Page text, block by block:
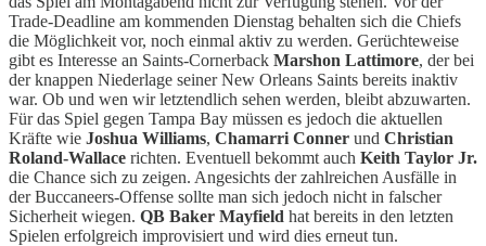
Trade-Deadline am kommenden Dienstag behalten sich die Chiefs
die Möglichkeit vor, noch einmal aktiv zu werden. Gerüchteweise
gibt es Interesse an Saints-Cornerback Marshon Lattimore, der bei
der knappen Niederlage seiner New Orleans Saints bereits inaktiv
war. Ob und wen wir letztendlich sehen werden, bleibt abzuwarten.
Für das Spiel gegen Tampa Bay müssen es jedoch die aktuellen
Kräfte wie Joshua Williams, Chamarri Conner und Christian
Roland-Wallace richten. Eventuell bekommt auch Keith Taylor Jr.
die Chance sich zu zeigen. Angesichts der zahlreichen Ausfälle in
der Buccaneers-Offense sollte man sich jedoch nicht in falscher
Sicherheit wiegen. QB Baker Mayfield hat bereits in den letzten
Spielen erfolgreich improvisiert und wird dies erneut tun.